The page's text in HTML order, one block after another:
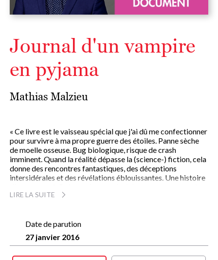
Journal d'un vampire
en pyjama
Mathias Malzieu
« Ce livre est le vaisseau spécial que j'ai dû me confectionner
pour survivre à ma propre guerre des étoiles. Panne sèche
de moelle osseuse. Bug biologique, risque de crash
imminent. Quand la réalité dépasse la (science-) fiction, cela
donne des rencontres fantastiques, des déceptions
intersidérales et des révélations éblouissantes. Une histoire
même où je n'ai rien eu à inventer. Si ce n'est le moyen de
LIRE LA SUITE
Date de parution
27 janvier 2016